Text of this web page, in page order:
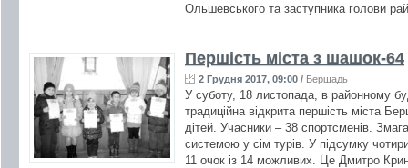
Ольшевського та заступника голови
Першість міста з шашок-64
2 Грудня 2017, 09:00 / Бершадь
У суботу, 18 листопада, в районному
традиційна відкрита першість міста
дітей. Учасники – 38 спортсменів.
системою у сім турів. У підсумку
11 очок із 14 можливих. Це Дмитро